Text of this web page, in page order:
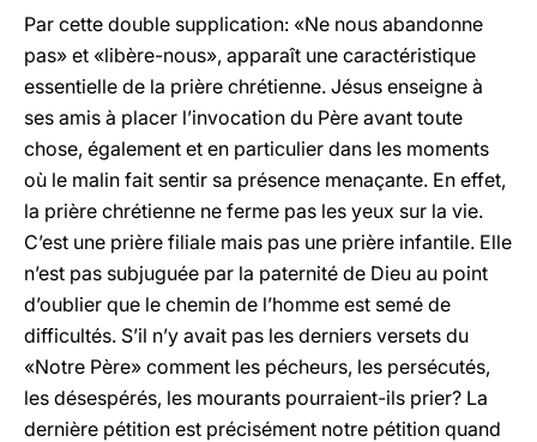
Par cette double supplication: «Ne nous abandonne
pas» et «libère-nous», apparaît une caractéristique
essentielle de la prière chrétienne. Jésus enseigne à
ses amis à placer l’invocation du Père avant toute
chose, également et en particulier dans les moments
où le malin fait sentir sa présence menaçante. En effet,
la prière chrétienne ne ferme pas les yeux sur la vie.
C’est une prière filiale mais pas une prière infantile. Elle
n’est pas subjuguée par la paternité de Dieu au point
d’oublier que le chemin de l’homme est semé de
difficultés. S’il n’y avait pas les derniers versets du
«Notre Père» comment les pécheurs, les persécutés,
les désespérés, les mourants pourraient-ils prier? La
dernière pétition est précisément notre pétition quand